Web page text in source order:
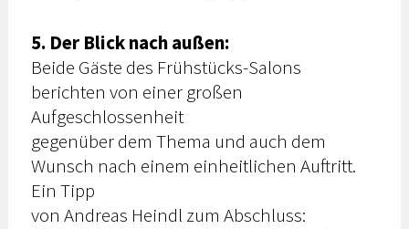
5. Der Blick nach außen:
Beide Gäste des Frühstücks-Salons
berichten von einer großen
Aufgeschlossenheit
gegenüber dem Thema und auch dem
Wunsch nach einem einheitlichen Auftritt.
Ein Tipp
von Andreas Heindl zum Abschluss: